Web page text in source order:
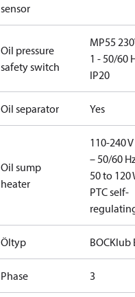
sensor
Oil pressure
safety switch
MP55
1 - 50/60
IP20
Oil separator Yes
Oil sump
heater
110-240
– 50/60
50 to 120
PTC self-
Öltyp BOCKlub
Phase 3